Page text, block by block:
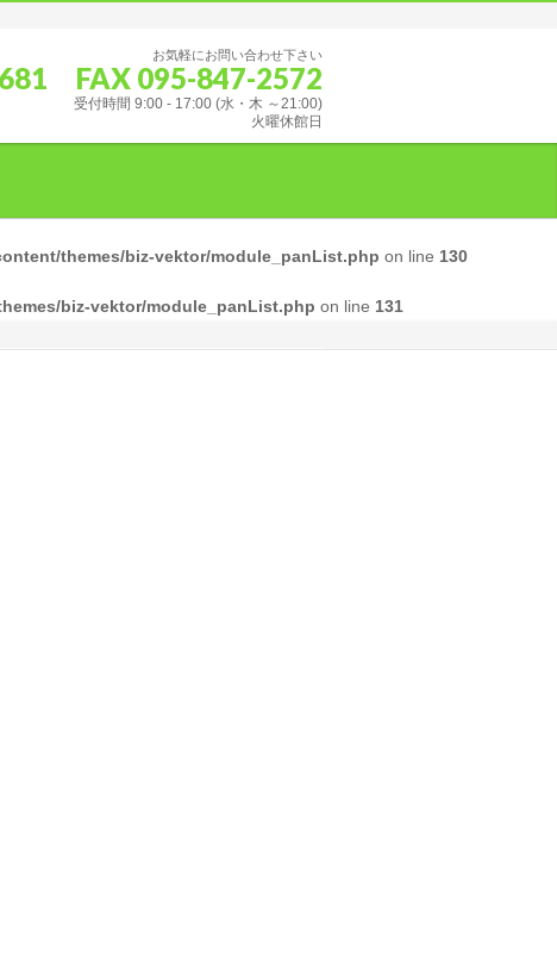
お気軽にお問い合わせ下さい
FAX 095-847-2572
受付時間 9:00 - 17:00 (水・木 ～21:00)
火曜休館日
themes/biz-vektor/module_panList.php on line 130
biz-vektor/module_panList.php on line 131